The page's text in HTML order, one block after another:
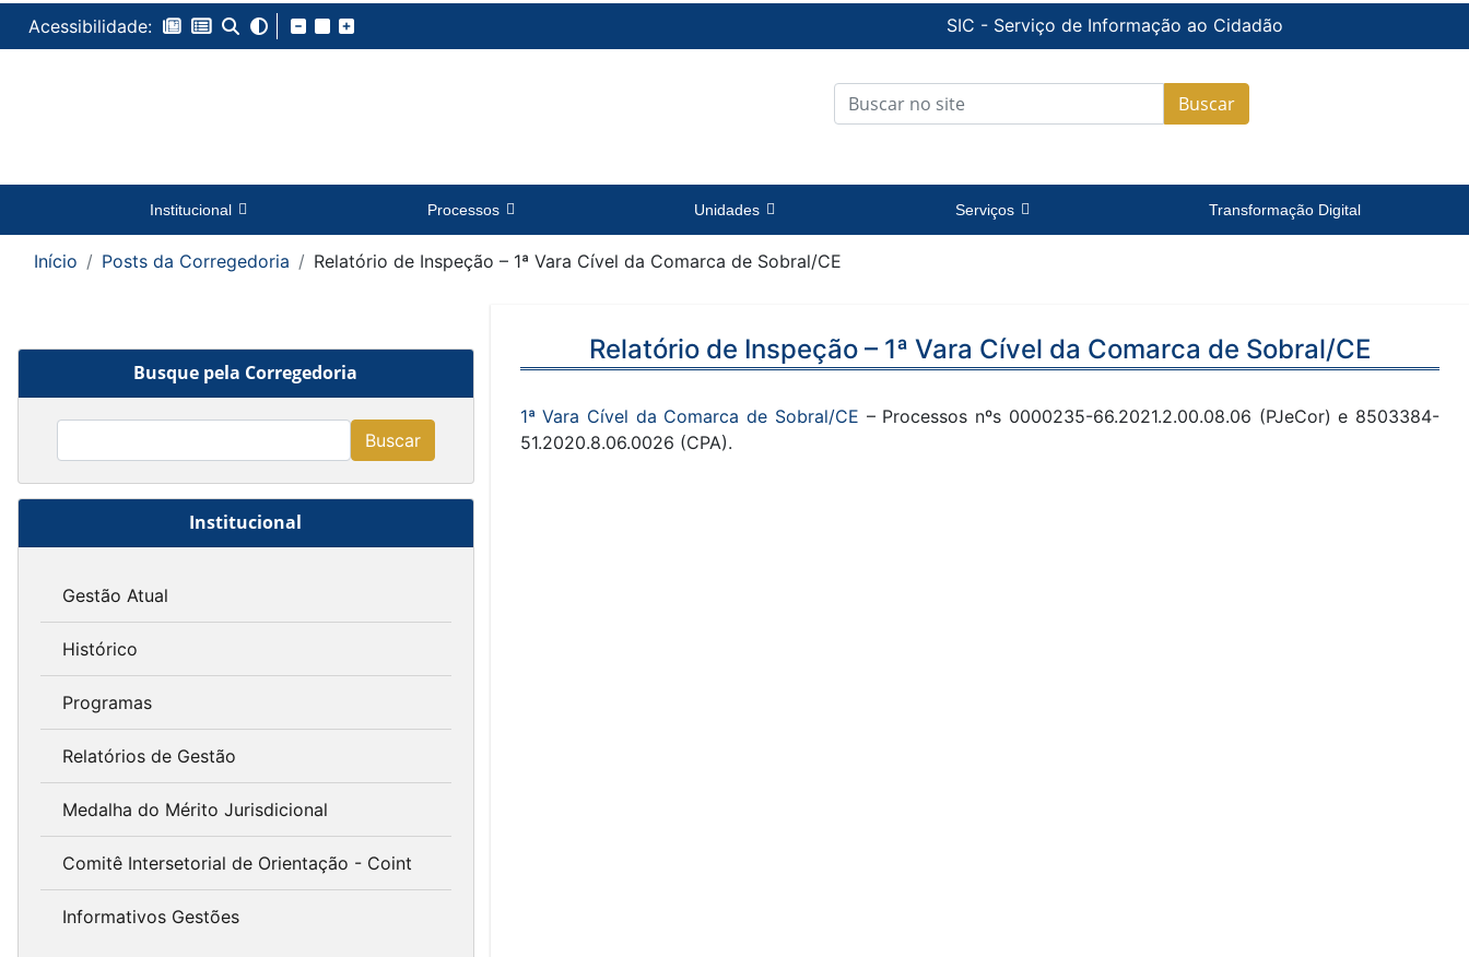
Acessibilidade: SIC - Serviço de Informação ao Cidadão
Buscar
Institucional Processos Unidades Serviços Transformação Digital
Início Posts da Corregedoria Relatório de Inspeção – 1ª Vara Cível da Comarca de Sobral/CE
Busque pela Corregedoria
Buscar
Institucional
Gestão Atual
Histórico
Programas
Relatórios de Gestão
Medalha do Mérito Jurisdicional
Comitê Intersetorial de Orientação - Coint
Informativos Gestões
Relatório de Inspeção – 1ª Vara Cível da Comarca de Sobral/CE
1ª Vara Cível da Comarca de Sobral/CE – Processos nºs 0000235-66.2021.2.00.08.06 (PJeCor) e 8503384-
51.2020.8.06.0026 (CPA).